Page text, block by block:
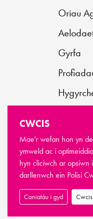
Oriau
Gyrfa
©
CWCIS
Mae'r wefan hon yn
ymweld ac i
hyn cliciwch ar
darllenwch ein Polisi
Caniatáu i gyd